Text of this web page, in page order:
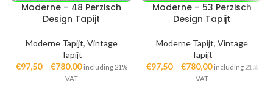
Moderne – 48 Perzisch
Design Tapijt
Moderne Tapijt, Vintage
Tapijt
€97,50– €780,00 including 21%
VAT
Moderne – 53 Perzisch
Design Tapijt
Moderne Tapijt, Vintage
Tapijt
€97,50– €780,00 including 21%
VAT